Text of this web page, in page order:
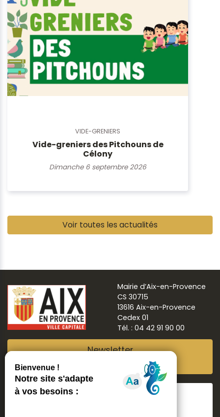
VIDE-GRENIERS
Vide-greniers des Pitchouns de
Célony
Dimanche 6 septembre 2026
Voir toutes les actualités
Mairie d’Aix-en-Provence
CS 30715
13616 Aix-en-Provence
Cedex 01
Tél. : 04 42 91 90 00
Newsletter
Suivre Aix ma ville